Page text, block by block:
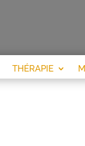
THÉRAPIE